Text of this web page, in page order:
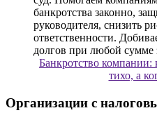
Банкротство компании:
тихо, а
Организации с